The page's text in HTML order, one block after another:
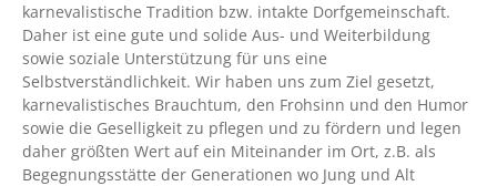
karnevalistische Tradition bzw. intakte Dorfgemeinschaft.
Daher ist eine gute und solide Aus- und Weiterbildung
sowie soziale Unterstützung für uns eine
Selbstverständlichkeit. Wir haben uns zum Ziel gesetzt,
karnevalistisches Brauchtum, den Frohsinn und den Humor
sowie die Geselligkeit zu pflegen und zu fördern und legen
daher größten Wert auf ein Miteinander im Ort, z.B. als
Begegnungsstätte der Generationen wo Jung und Alt